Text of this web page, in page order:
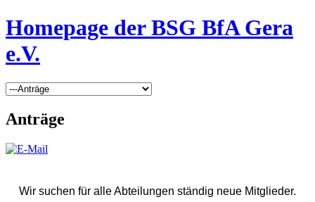
Homepage der BSG BfA Gera
e.V.
Anträge
Wir suchen für alle Abteilungen ständig neue Mitglieder.